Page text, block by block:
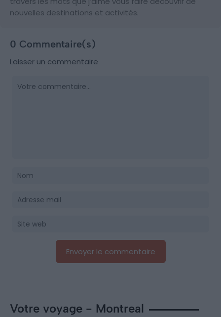
nouvelles destinations et activités.
0 Commentaire(s)
Laisser un commentaire
Votre voyage - Montreal